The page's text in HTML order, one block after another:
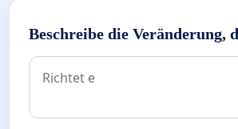
Beschreibe die Veränderung,